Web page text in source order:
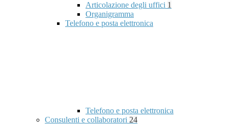
Articolazione degli uffici 1
Organigramma
Telefono e posta elettronica
Telefono e posta elettronica
Consulenti e collaboratori 24